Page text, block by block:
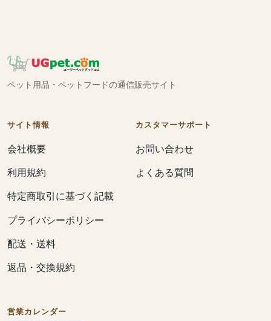
ペット用品・ペットフードの通信販売サイト
サイト情報
会社概要
利用規約
特定商取引に基づく記載
プライバシーポリシー
配送・送料
返品・交換規約
カスタマーサポート
お問い合わせ
よくある質問
営業カレンダー